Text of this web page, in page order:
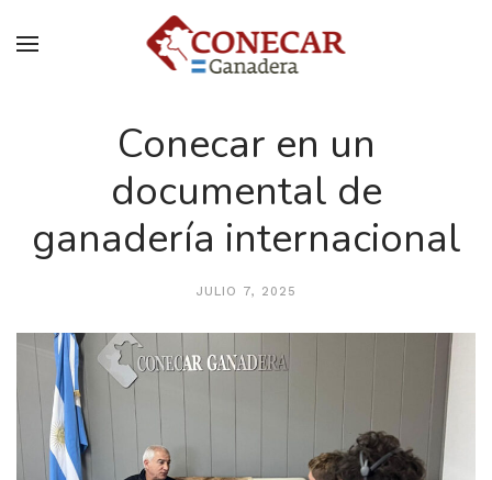
Conecar en un
documental de
ganadería internacional
JULIO 7, 2025